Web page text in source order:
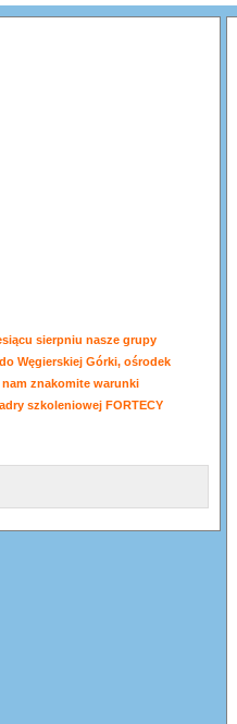
sierpniu nasze grupy
Węgierskiej Górki, ośrodek
nam znakomite warunki
szkoleniowej FORTECY